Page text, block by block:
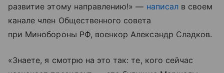
развитие этому направлению!» — написалв своем
канале член Общественного совета
при Минобороны РФ, военкор Александр Сладков.
«Знаете, я смотрю на это так: те, кого сейчас